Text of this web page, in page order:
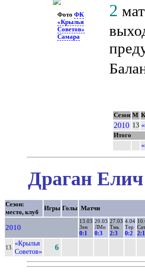
Фото ФК
«Крылья
Советов»
Самара
2
Сезон М
2010 13
Итого
Драган Елич
Сезон:
место, клуб
Игры Голы Матчи
2010
13.03
Зен
0:1
20.03
ЛМо
0:3
27.03
Тмь
2:3
4.04
Тер
0:2
Сат
2:1
13.
«Крылья
Советов»
6